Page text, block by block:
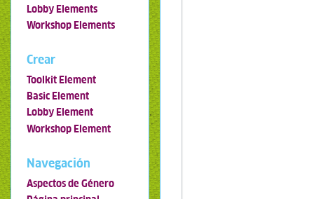
Lobby Elements
Workshop Elements
Crear
Toolkit Element
Basic Element
Lobby Element
Workshop Element
Navegación
Aspectos de Género